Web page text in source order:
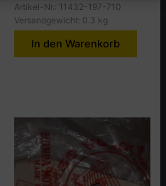
Artikel-Nr.: 11432-197-710
Versandgewicht: 0.3 kg
In den Warenkorb